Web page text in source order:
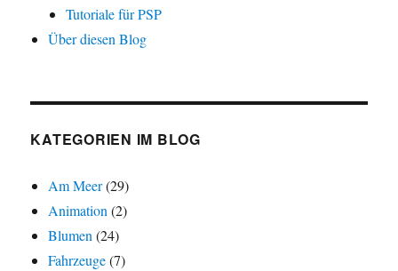
Tutoriale für PSP
Über diesen Blog
KATEGORIEN IM BLOG
Am Meer(29)
Animation(2)
Blumen(24)
Fahrzeuge(7)